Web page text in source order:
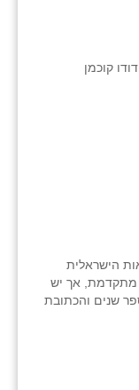
הישראלית
מתקדמת, אך יש
שנים והכתובת